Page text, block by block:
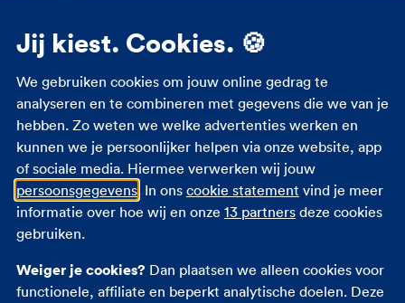
Meer informatie
Zorgverzekering 18 jaar
Zorgverzekering zwangerschap
Zorgtoeslag
Eigen bijdrage
Zorgpremie 2026
Autoverzekering
Jij kiest. Cookies. 🍪
We gebruiken cookies om jouw online gedrag te
analyseren en te combineren met gegevens die we van je
hebben. Zo weten we welke advertenties werken en
kunnen we je persoonlijker helpen via onze website, app
of sociale media. Hiermee verwerken wij jouw
persoonsgegevens. In ons cookie statement vind je meer
informatie over hoe wij en onze 13 partnersdeze cookies
gebruiken.
Weiger je cookies? Dan plaatsen we alleen cookies voor
functionele, affiliate en beperkt analytische doelen. Deze